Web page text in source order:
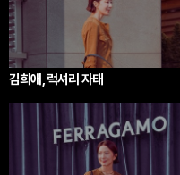
김희애, 럭셔리 자태